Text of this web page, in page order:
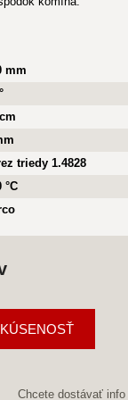
mm
triedy 1.4828
°C
Chcete dostávať